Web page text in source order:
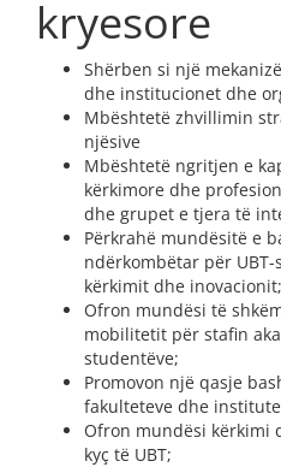
kryesore
Shërben si një
dhe institucionet dhe
Mbështetë zhvillimin
njësive
Mbështetë ngritjen e
kërkimore dhe
dhe grupet e tjera të
Përkrahë mundësitë e
ndërkombëtar për
kërkimit dhe inovacionit;
Ofron mundësi të
mobilitetit për stafin
studentëve;
Promovon një qasje
fakulteteve dhe
Ofron mundësi kërkimi
kyç të UBT;